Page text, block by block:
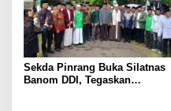
Sekda Pinrang Buka Silatnas
Banom DDI, Tegaskan